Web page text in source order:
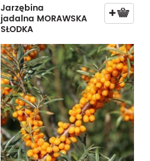
Jarzębina
jadalna MORAWSKA
SŁODKA